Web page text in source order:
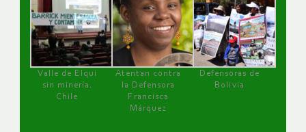
Valle de Elqui
sin minería.
Chile
Atentan contra
la Defensora
Francisca
Márquez
Defensoras de
Bolivia